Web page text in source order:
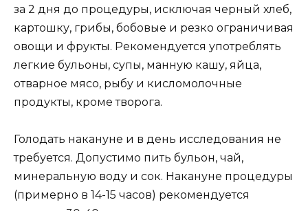
за 2 дня до процедуры, исключая черный хлеб,
картошку, грибы, бобовые и резко ограничивая
овощи и фрукты. Рекомендуется употреблять
легкие бульоны, супы, манную кашу, яйца,
отварное мясо, рыбу и кисломолочные
продукты, кроме творога.
Голодать накануне и в день исследования не
требуется. Допустимо пить бульон, чай,
минеральную воду и сок. Накануне процедуры
(примерно в 14-15 часов) рекомендуется